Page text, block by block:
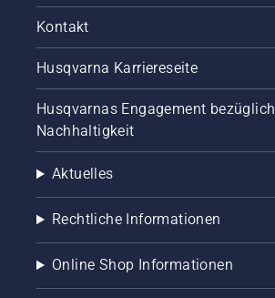
Kontakt
Husqvarna Karriereseite
Husqvarnas Engagement bezüglich
Nachhaltigkeit
Aktuelles
Rechtliche Informationen
Online Shop Informationen